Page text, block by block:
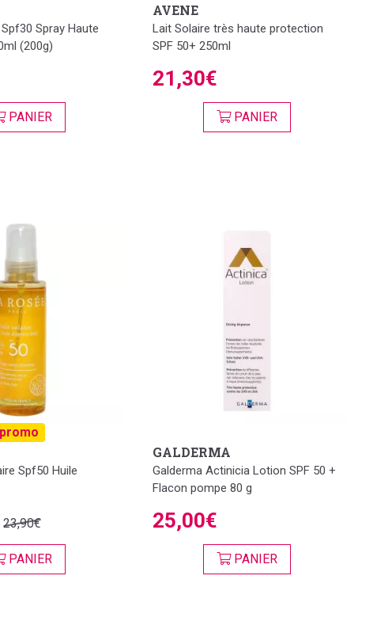
Spray Haute
(200g)
PANIER
AVENE
Lait Solaire très haute protection
SPF 50+ 250ml
21,30€
PANIER
promo
Spf50 Huile
23,90€
PANIER
GALDERMA
Galderma Actinicia Lotion SPF 50 +
Flacon pompe 80 g
25,00€
PANIER